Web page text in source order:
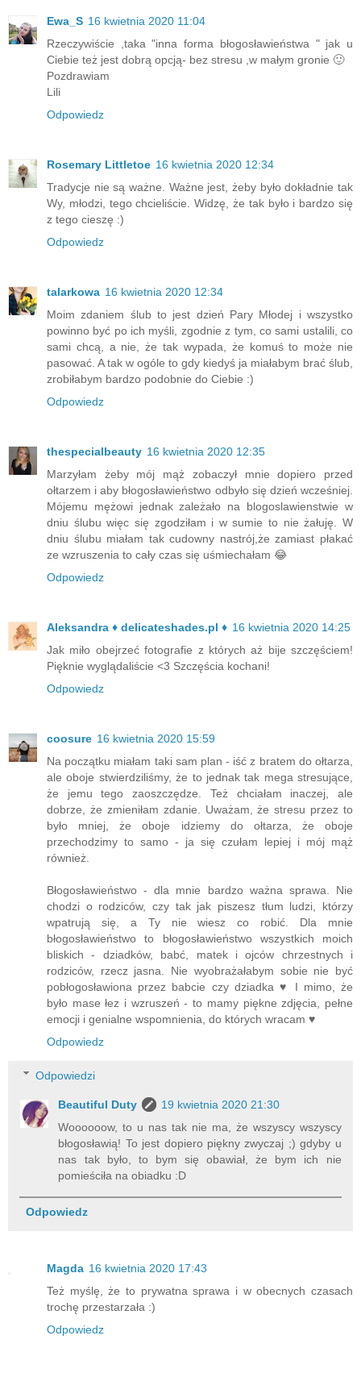
Ewa_S 16 kwietnia 2020 11:04
Rzeczywiście ,taka "inna forma błogosławieństwa " jak u
Ciebie też jest dobrą opcją- bez stresu ,w małym gronie 🙂
Pozdrawiam
Lili
Odpowiedz
Rosemary Littletoe 16 kwietnia 2020 12:34
Tradycje nie są ważne. Ważne jest, żeby było dokładnie tak
Wy, młodzi, tego chcieliście. Widzę, że tak było i bardzo się
z tego cieszę :)
Odpowiedz
talarkowa 16 kwietnia 2020 12:34
Moim zdaniem ślub to jest dzień Pary Młodej i wszystko
powinno być po ich myśli, zgodnie z tym, co sami ustalili, co
sami chcą, a nie, że tak wypada, że komuś to może nie
pasować. A tak w ogóle to gdy kiedyś ja miałabym brać ślub,
zrobiłabym bardzo podobnie do Ciebie :)
Odpowiedz
thespecialbeauty 16 kwietnia 2020 12:35
Marzyłam żeby mój mąż zobaczył mnie dopiero przed
ołtarzem i aby błogosławieństwo odbyło się dzień wcześniej.
Mójemu mężowi jednak zależało na blogoslawienstwie w
dniu ślubu więc się zgodziłam i w sumie to nie żałuję. W
dniu ślubu miałam tak cudowny nastrój,że zamiast płakać
ze wzruszenia to cały czas się uśmiechałam 😂
Odpowiedz
Aleksandra ♦ delicateshades.pl ♦ 16 kwietnia 2020 14:25
Jak miło obejrzeć fotografie z których aż bije szczęściem!
Pięknie wyglądaliście <3 Szczęścia kochani!
Odpowiedz
coosure 16 kwietnia 2020 15:59
Na początku miałam taki sam plan - iść z bratem do ołtarza,
ale oboje stwierdziliśmy, że to jednak tak mega stresujące,
że jemu tego zaoszczędze. Też chciałam inaczej, ale
dobrze, że zmieniłam zdanie. Uważam, że stresu przez to
było mniej, że oboje idziemy do ołtarza, że oboje
przechodzimy to samo - ja się czułam lepiej i mój mąż
również.
Błogosławieństwo - dla mnie bardzo ważna sprawa. Nie
chodzi o rodziców, czy tak jak piszesz tłum ludzi, którzy
wpatrują się, a Ty nie wiesz co robić. Dla mnie
błogosławieństwo to błogosławieństwo wszystkich moich
bliskich - dziadków, babć, matek i ojców chrzestnych i
rodziców, rzecz jasna. Nie wyobrażałabym sobie nie być
pobłogosławiona przez babcie czy dziadka ♥ I mimo, że
było mase łez i wzruszeń - to mamy piękne zdjęcia, pełne
emocji i genialne wspomnienia, do których wracam ♥
Odpowiedz
Odpowiedzi
Beautiful Duty
19 kwietnia 2020 21:30
Woooooow, to u nas tak nie ma, że wszyscy wszyscy
błogosławią! To jest dopiero piękny zwyczaj ;) gdyby u
nas tak było, to bym się obawiał, że bym ich nie
pomieściła na obiadku :D
Odpowiedz
Magda 16 kwietnia 2020 17:43
Też myślę, że to prywatna sprawa i w obecnych czasach
trochę przestarzała :)
Odpowiedz